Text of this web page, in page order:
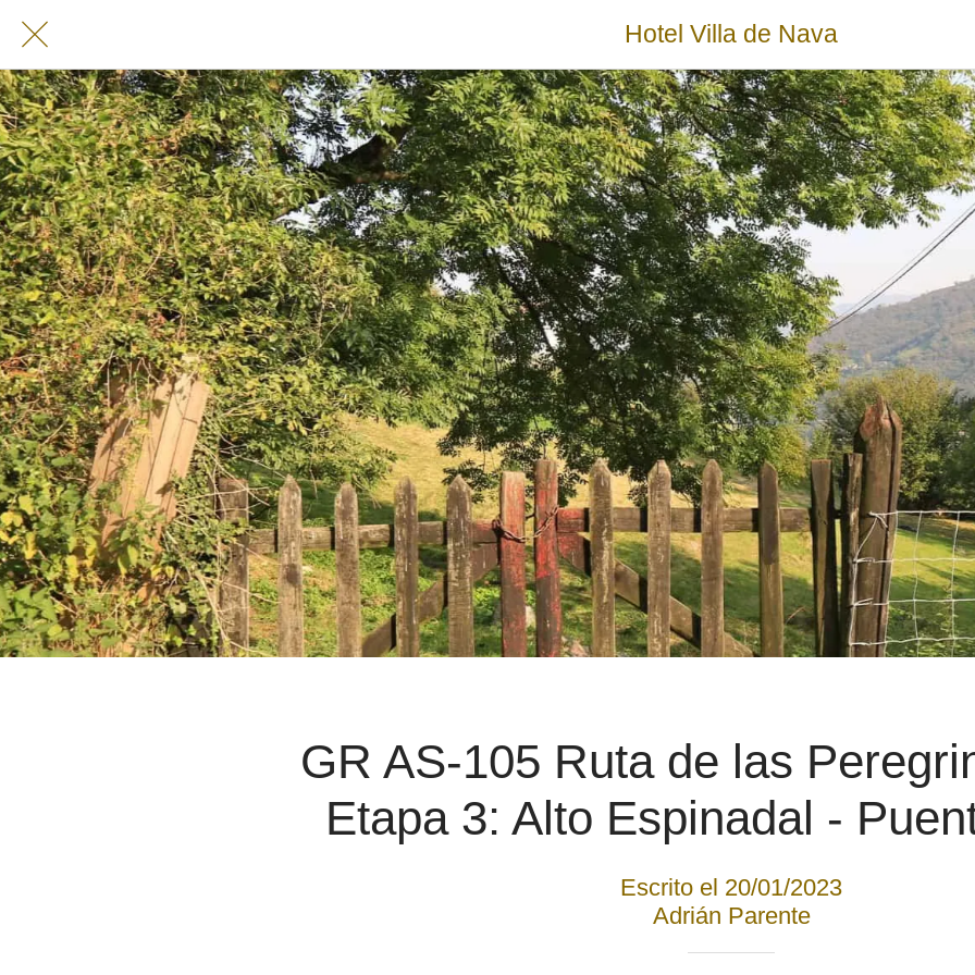
Hotel Villa de Nava
GR AS-105 Ruta de las
Etapa 3: Alto Espinadal -
Escrito el 20/01/2023
Adrián Parente